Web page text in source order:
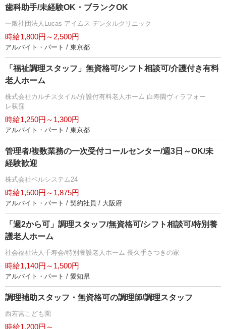
歯科助手/未経験OK・ブランクOK
一般社団法人Lucas アイムス デンタルクリニック
時給1,800円～2,500円
アルバイト・パート / 東京都
「福祉調理スタッフ」無資格可/シフト相談可/介護付き有料
老人ホーム
株式会社カルチスタイル/介護付有料老人ホーム 白寿園ヴィラフォー
レ荻窪
時給1,250円～1,300円
アルバイト・パート / 東京都
管理者/複数業務の一次受付コールセンター/週3日～OK/未
経験歓迎
株式会社ベルシステム24
時給1,500円～1,875円
アルバイト・パート / 契約社員 / 大阪府
「週2から可」調理スタッフ/無資格可/シフト相談可/特別養
護老人ホーム
社会福祉法人千寿会/特別養護老人ホーム 長久手さつきの家
時給1,140円～1,500円
アルバイト・パート / 愛知県
調理補助スタッフ・無資格可の調理師/調理スタッフ
西若宮こども園
時給1,200円～